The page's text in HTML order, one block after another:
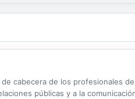
cabecera de los profesionales
públicas y a la